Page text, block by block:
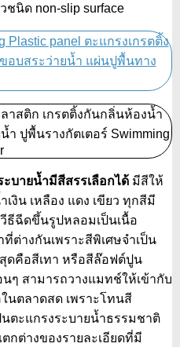
ชนิด non-slip surface
บายน้ำมีสีสรรเลือกได้ มีสีให้
งิน เหลือง แดง เขียว ทุกสีมี
ธีฉีดขึ้นรูปหลอมเป็นเนื้อ
ต่างกันเพราะสีพิเศษจำเป็น
ดคือสีเทา หรือสีล๊อฟต์ปูน
ๆ สามารถวางแมทช์ให้เข้ากับ
นตลาดสด เพราะโทนสี
ตะแกรงระบายน้ำธรรมชาติ
กต่างของรายละเอียดที่มี